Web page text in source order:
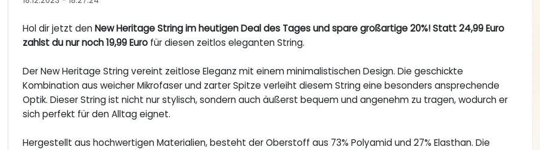
Hol dir jetzt denNew Heritage String im heutigen Deal des Tages und spare großartige 20%! Statt 24,99 Euro
zahlst du nur noch 19,99 Euro für diesen zeitlos eleganten String.
Der New Heritage String vereint zeitlose Eleganz mit einem minimalistischen Design. Die geschickte
Kombination aus weicher Mikrofaser und zarter Spitze verleiht diesem String eine besonders ansprechende
Optik. Dieser String ist nicht nur stylisch, sondern auch äußerst bequem und angenehm zu tragen, wodurch er
sich perfekt für den Alltag eignet.
Hergestellt aus hochwertigen Materialien, besteht der Oberstoff aus 73% Polyamid und 27% Elasthan. Die